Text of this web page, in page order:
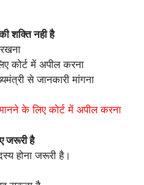
शक्ति नही है
कोर्ट में अपील करना
से जानकारी मांगना
के लिए कोर्ट में अपील करना
जरूरी है
होना जरूरी है।